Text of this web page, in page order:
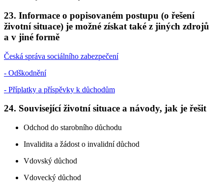
23. Informace o popisovaném postupu (o řešení
životní situace) je možné získat také z jiných zdrojů
a v jiné formě
Česká správa sociálního zabezpečení
- Odškodnění
- Příplatky a příspěvky k důchodům
24. Související životní situace a návody, jak je řešit
Odchod do starobního důchodu
Invalidita a žádost o invalidní důchod
Vdovský důchod
Vdovecký důchod